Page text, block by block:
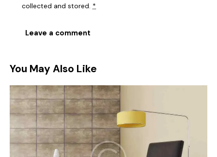
collected and stored. *
You May Also Like